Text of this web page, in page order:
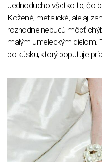
Jednoducho všetko to, čo
Kožené, metalické, ale aj
rozhodne nebudú môcť
malým umeleckým dielom.
po kúsku, ktorý poputuje